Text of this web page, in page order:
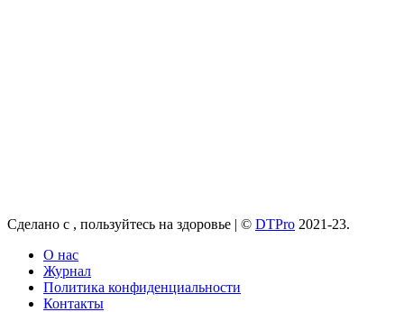
Сделано с , пользуйтесь на здоровье | © DTPro 2021-23.
О нас
Журнал
Политика конфиденциальности
Контакты